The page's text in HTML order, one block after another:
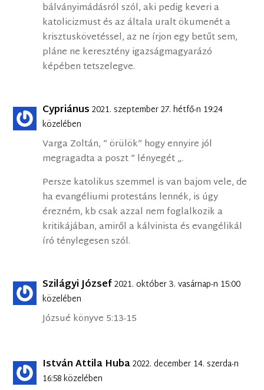
bálványimádásról szól, aki pedig keveri a
katolicizmust és az általa uralt ökumenét a
krisztuskövetéssel, az ne írjon egy betűt sem,
pláne ne keresztény igazságmagyarázó
képében tetszelegve.
Cypriánus 2021. szeptember 27. hétfő-n 19:24
közelében
Varga Zoltán, ” örülök” hogy ennyire jól
megragadta a poszt ” lényegét „.
Persze katolikus szemmel is van bajom vele, de
ha evangéliumi protestáns lennék, is úgy
érezném, kb csak azzal nem foglalkozik a
kritikájában, amiről a kálvinista és evangélikál
író ténylegesen szól.
Szilágyi József2021. október 3. vasárnap-n 15:00
közelében
Józsué könyve 5:13-15
István Attila Huba2022. december 14. szerda-n
16:58 közelében